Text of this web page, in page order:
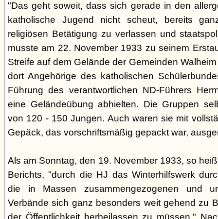
"Das geht soweit, dass sich gerade in den
katholische Jugend nicht scheut, bereits
religiösen Betätigung zu verlassen und
musste am 22. November 1933 zu seinem
Streife auf dem Gelände der Gemeinden
dort Angehörige des katholischen
Führung des verantwortlichen ND-Führers
eine Geländeübung abhielten. Die Gruppen
von 120 - 150 Jungen. Auch waren sie mit
Gepäck, das vorschriftsmäßig gepackt war,
Als am Sonntag, den 19. November 1933, so
Berichts, "durch die HJ das Winterhilfswerk
die in Massen zusammengezogenen und
Verbände sich ganz besonders weit gehend zu
der Öffentlichkeit herbeilassen zu müssen."